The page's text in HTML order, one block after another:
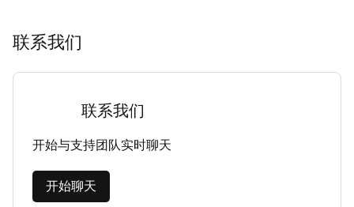
联系我们
联系我们
开始与支持团队实时聊天
开始聊天